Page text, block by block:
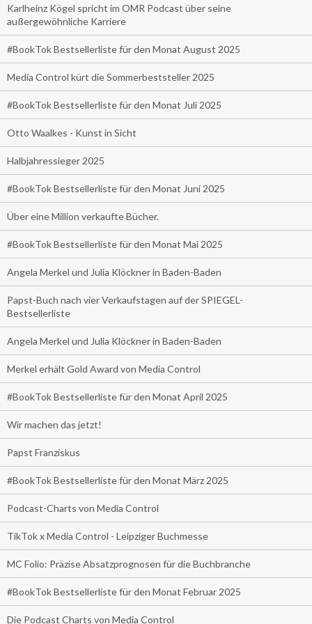
Karlheinz Kögel spricht im OMR Podcast über seine
außergewöhnliche Karriere
#BookTok Bestsellerliste für den Monat August 2025
Media Control kürt die Sommerbeststeller 2025
#BookTok Bestsellerliste für den Monat Juli 2025
Otto Waalkes - Kunst in Sicht
Halbjahressieger 2025
#BookTok Bestsellerliste für den Monat Juni 2025
Über eine Million verkaufte Bücher.
#BookTok Bestsellerliste für den Monat Mai 2025
Angela Merkel und Julia Klöckner in Baden-Baden
Papst-Buch nach vier Verkaufstagen auf der SPIEGEL-
Bestsellerliste
Angela Merkel und Julia Klöckner in Baden-Baden
Merkel erhält Gold Award von Media Control
#BookTok Bestsellerliste für den Monat April 2025
Wir machen das jetzt!
Papst Franziskus
#BookTok Bestsellerliste für den Monat März 2025
Podcast-Charts von Media Control
TikTok x Media Control - Leipziger Buchmesse
MC Folio: Präzise Absatzprognosen für die Buchbranche
#BookTok Bestsellerliste für den Monat Februar 2025
Die Podcast Charts von Media Control